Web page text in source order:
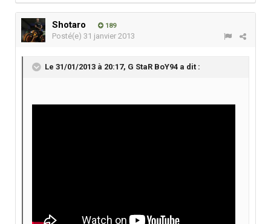
Shotaro 189
Posté(e) 31 janvier 2013
Le 31/01/2013 à 20:17, G StaR BoY94 a dit :